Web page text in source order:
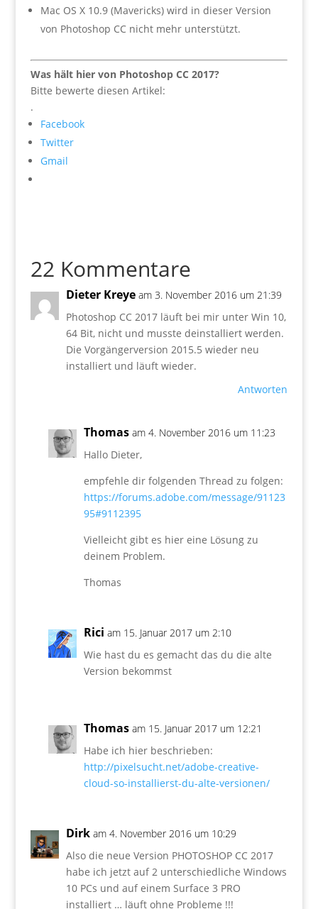
Mac OS X 10.9 (Mavericks) wird in dieser Version
von Photoshop CC nicht mehr unterstützt.
Was hält hier von Photoshop CC 2017?
Bitte bewerte diesen Artikel:
.
Facebook
Twitter
Gmail
22 Kommentare
Dieter Kreye am 3. November 2016 um 21:39
Photoshop CC 2017 läuft bei mir unter Win 10,
64 Bit, nicht und musste deinstalliert werden.
Die Vorgängerversion 2015.5 wieder neu
installiert und läuft wieder.
Antworten
Thomas am 4. November 2016 um 11:23
Hallo Dieter,
empfehle dir folgenden Thread zu folgen:
https://forums.adobe.com/message/91123
95#9112395
Vielleicht gibt es hier eine Lösung zu
deinem Problem.
Thomas
Rici am 15. Januar 2017 um 2:10
Wie hast du es gemacht das du die alte
Version bekommst
Thomas am 15. Januar 2017 um 12:21
Habe ich hier beschrieben:
http://pixelsucht.net/adobe-creative-
cloud-so-installierst-du-alte-versionen/
Dirk am 4. November 2016 um 10:29
Also die neue Version PHOTOSHOP CC 2017
habe ich jetzt auf 2 unterschiedliche Windows
10 PCs und auf einem Surface 3 PRO
installiert … läuft ohne Probleme !!!